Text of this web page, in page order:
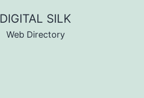
DIGITAL SILK
Web Directory